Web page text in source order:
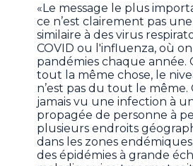
«Le message le plus
ce n’est clairement pas
similaire à des virus
COVID ou l'influenza, où
pandémies chaque année.
tout la même chose, le
n’est pas du tout le même.
jamais vu une infection à
propagée de personne à
plusieurs endroits
dans les zones
des épidémies à grande